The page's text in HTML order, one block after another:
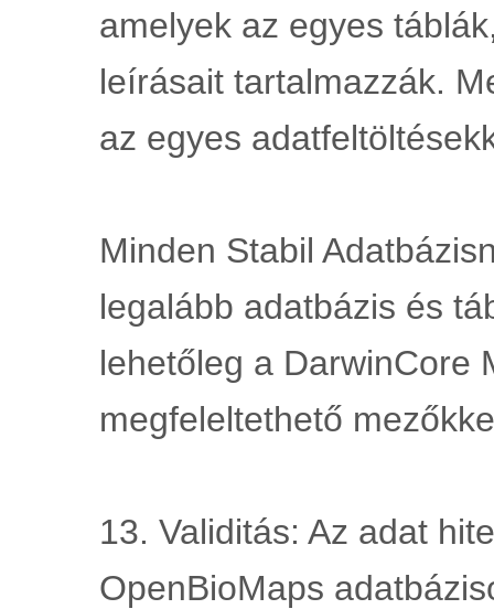
amelyek az egyes
leírásait tartalmazzák.
az egyes
Minden Stabil
legalább adatbázis és
lehetőleg a DarwinCore
megfeleltethető
13. Validitás: Az adat
OpenBioMaps